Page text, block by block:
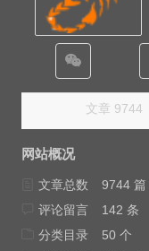
文章 9744
网站概况
文章总数
9744 篇
评论留言
142 条
分类目录
50 个